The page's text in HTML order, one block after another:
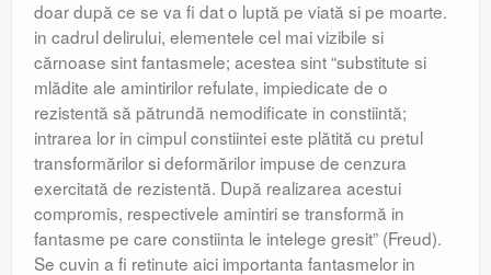
doar după ce se va fi dat o luptă pe viată si pe moarte.
in cadrul delirului, elementele cel mai vizibile si
cărnoase sint fantasmele; acestea sint “substitute si
mlădite ale amintirilor refulate, impiedicate de o
rezistentă să pătrundă nemodificate in constiintă;
intrarea lor in cimpul constiintei este plătită cu pretul
transformărilor si deformărilor impuse de cenzura
exercitată de rezistentă. După realizarea acestui
compromis, respectivele amintiri se transformă in
fantasme pe care constiinta le intelege gresit” (Freud).
Se cuvin a fi retinute aici importanta fantasmelor in